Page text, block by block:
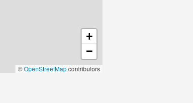
+
−
©OpenStreetMapcontributors